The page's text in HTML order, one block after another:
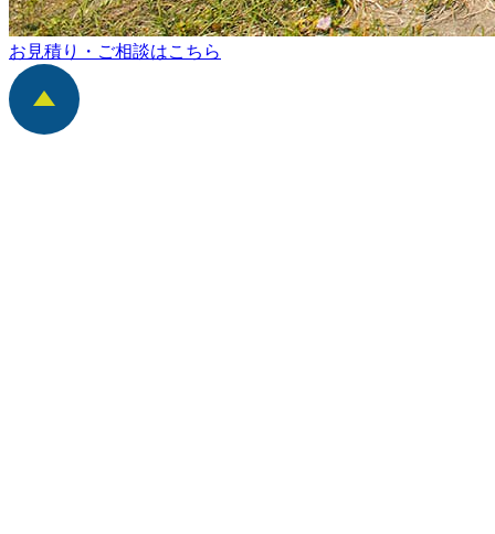
お見積り・ご相談はこちら